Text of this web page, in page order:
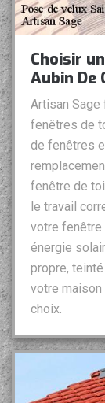
Choisir
Aubin De
Artisan
fenêtres de
de fenêtres
fenêtre de
le travail
votre fenêtre
énergie
propre,
votre maison
choix.